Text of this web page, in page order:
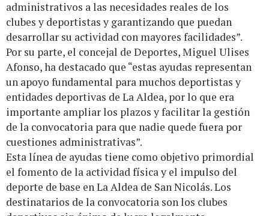
administrativos a las necesidades reales de los
clubes y deportistas y garantizando que puedan
desarrollar su actividad con mayores facilidades”.
Por su parte, el concejal de Deportes, Miguel Ulises
Afonso, ha destacado que “estas ayudas representan
un apoyo fundamental para muchos deportistas y
entidades deportivas de La Aldea, por lo que era
importante ampliar los plazos y facilitar la gestión
de la convocatoria para que nadie quede fuera por
cuestiones administrativas”.
Esta línea de ayudas tiene como objetivo primordial
el fomento de la actividad física y el impulso del
deporte de base en La Aldea de San Nicolás. Los
destinatarios de la convocatoria son los clubes